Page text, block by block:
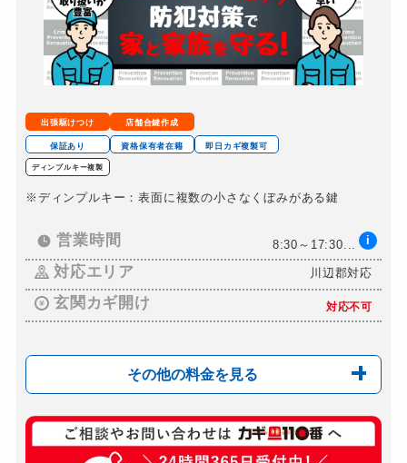
スーツケースカギ開け 5,500円～(税込)
スーツケースカギ作成 5,500円～(税込)
金庫カギ開け 12,000円～(税抜)
金庫カギ修理
金庫カギ交換
ロッカーカギ開け
ドアノブカギ開け 11,000円～(税込)
ドアノブカギ作成 8,800円～(税込)
ドアノブカギ交換 8,800円～(税込)
出張駆けつけ 店舗合鍵作成
保証あり 資格保有者在籍 即日カギ複製可
ディンプルキー複製
※ディンプルキー：表面に複数の小さなくぼみがある鍵
営業時間 8:30～17:30... i
対応エリア 川辺郡対応
玄関カギ開け 対応不可
その他の料金を見る
玄関カギ交換 12,000円～(税別)